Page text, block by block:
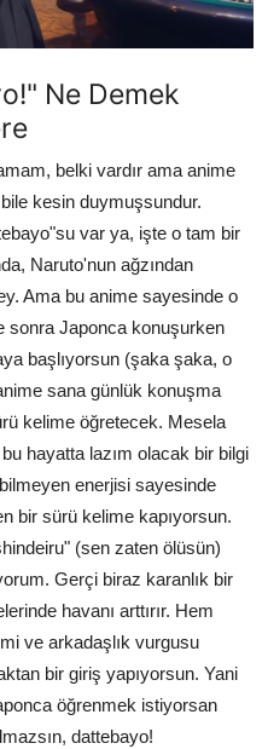
Ne Demek
belki vardır ama anime
kesin duymuşsundur.
var ya, işte o tam bir
Naruto'nun ağzından
Ama bu anime sayesinde o
sonra Japonca konuşurken
başlıyorsun (şaka şaka, o
sana günlük konuşma
kelime öğretecek. Mesela
hayatta lazım olacak bir bilgi
enerjisi sayesinde
bir sürü kelime kapıyorsun.
(sen zaten ölüsün)
Gerçi biraz karanlık bir
havanı arttırır. Hem
ve arkadaşlık vurgusu
bir giriş yapıyorsun. Yani
öğrenmek istiyorsan
dattebayo!